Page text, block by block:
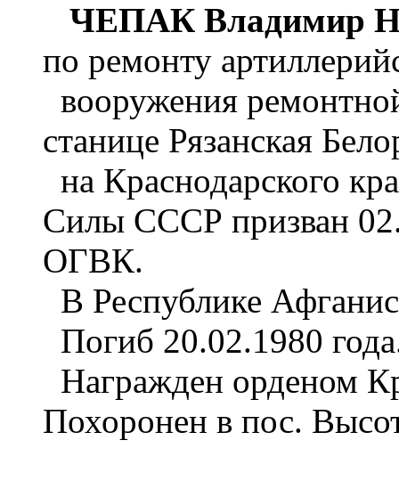
ЧЕПАК Владимир
по ремонту
вооружения
станице Рязанская
на Краснодарского
Силы СССР призван
ОГВК.
В Республике
Погиб 20.02.1980
Награжден орденом
Похоронен в пос.